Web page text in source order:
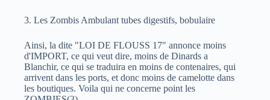
3. Les Zombis Ambulant tubes digestifs, bobulaire
Ainsi, la dite "LOI DE FLOUSS 17" annonce moins
d'IMPORT, ce qui veut dire, moins de Dinards a
Blanchir, ce qui se traduira en moins de contenaires, qui
arrivent dans les ports, et donc moins de camelotte dans
les boutiques. Voila qui ne concerne point les